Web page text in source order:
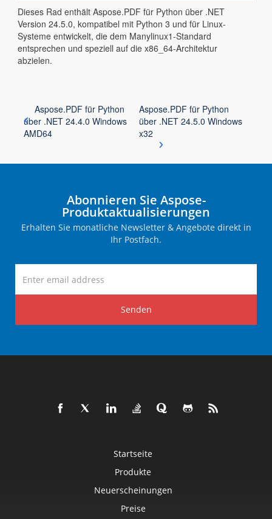
Dieses Rad enthält Aspose.PDF für Python über .NET
Version 24.5.0, kompatibel mit Python 3 und für Linux-
Systeme entwickelt, die dem Manylinux1-Standard
entsprechen und speziell auf die x86_64-Architektur
abzielen.
Aspose.PDF für Python
über .NET 24.4.0 Windows
AMD64
Aspose.PDF für Python
über .NET 24.5.0 Windows
x32
Abonnieren Sie Aspose-
Produktaktualisierungen
Erhalten Sie monatliche Newsletter & Angebote direkt in
Ihr Postfach.
Senden
Startseite
Produkte
Neuerscheinungen
Preise